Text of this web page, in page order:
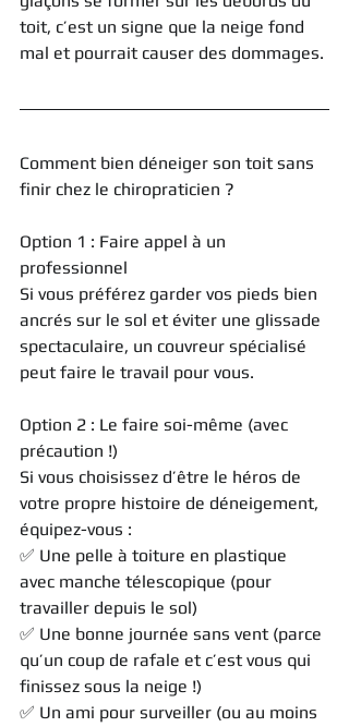
toit, c’est un signe que la neige fond
mal et pourrait causer des dommages.
Comment bien déneiger son toit sans
finir chez le chiropraticien ?
Option 1 : Faire appel à un
professionnel
Si vous préférez garder vos pieds bien
ancrés sur le sol et éviter une glissade
spectaculaire, un couvreur spécialisé
peut faire le travail pour vous.
Option 2 : Le faire soi-même (avec
précaution !)
Si vous choisissez d’être le héros de
votre propre histoire de déneigement,
équipez-vous :
✅ Une pelle à toiture en plastique
avec manche télescopique (pour
travailler depuis le sol)
✅ Une bonne journée sans vent (parce
qu’un coup de rafale et c’est vous qui
finissez sous la neige !)
✅ Un ami pour surveiller (ou au moins